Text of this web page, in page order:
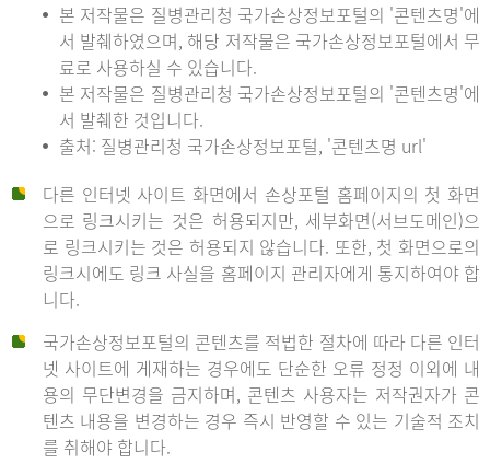
본 저작물은 질병관리청 국가손상정보포털의 '콘텐츠명'에
서 발췌하였으며, 해당 저작물은 국가손상정보포털에서 무
료로 사용하실 수 있습니다.
본 저작물은 질병관리청 국가손상정보포털의 '콘텐츠명'에
서 발췌한 것입니다.
출처: 질병관리청 국가손상정보포털, '콘텐츠명 url'
다른 인터넷 사이트 화면에서 손상포털 홈페이지의 첫 화면
으로 링크시키는 것은 허용되지만, 세부화면(서브도메인)으
로 링크시키는 것은 허용되지 않습니다. 또한, 첫 화면으로의
링크시에도 링크 사실을 홈페이지 관리자에게 통지하여야 합
니다.
국가손상정보포털의 콘텐츠를 적법한 절차에 따라 다른 인터
넷 사이트에 게재하는 경우에도 단순한 오류 정정 이외에 내
용의 무단변경을 금지하며, 콘텐츠 사용자는 저작권자가 콘
텐츠 내용을 변경하는 경우 즉시 반영할 수 있는 기술적 조치
를 취해야 합니다.